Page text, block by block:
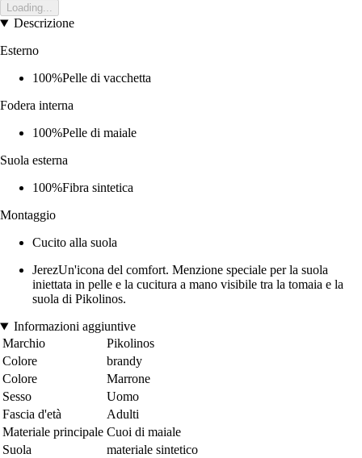
Loading...
Descrizione
Esterno
100%Pelle di vacchetta
Fodera interna
100%Pelle di maiale
Suola esterna
100%Fibra sintetica
Montaggio
Cucito alla suola
JerezUn'icona del comfort. Menzione speciale per la suola
iniettata in pelle e la cucitura a mano visibile tra la tomaia e la
suola di Pikolinos.
Informazioni aggiuntive
Marchio
Pikolinos
Colore
brandy
Colore
Marrone
Sesso
Uomo
Fascia d'età
Adulti
Materiale principale Cuoi di maiale
Suola
materiale sintetico